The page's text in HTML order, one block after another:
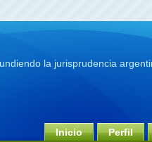
la jurisprudencia
Inicio Perfil